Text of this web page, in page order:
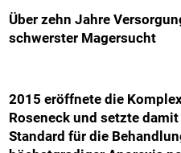
Über zehn Jahre
schwerster Magersucht
2015 eröffnete die
Roseneck und setzte
Standard für die